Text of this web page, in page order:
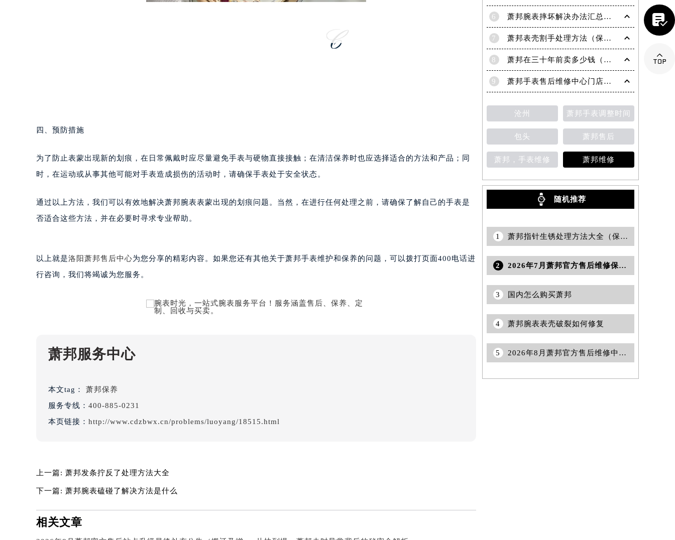
海口市龙华区金贸东路5号海口华润大厦B座17层1707室（需提前预约）
唐山市路南区新华东道100号万达广场写字楼A座10层1002室（需提前预约）
黑龙江省鸡西市鸡冠区红军路萧邦售后服务中心（需提前预约）
黑龙江省佳木斯市向阳区长安路萧邦售后服务中心（需提前预约）
黑龙江省七台河市桃山区大同街萧邦售后服务中心（需提前预约）
黑龙江省齐齐哈尔市龙沙区龙华路萧邦售后服务中心（需提前预约）
黑龙江省伊春市伊美区通河路萧邦售后服务中心（需提前预约）
吉林省白城市洮北区明仁南街萧邦售后服务中心（需提前预约）
吉林省吉林市船营区河南街萧邦售后服务中心（需提前预约）
吉林省四平市铁东区紫气大路与南九经街交汇处萧邦售后服务中心（需提前预约）
吉林省松原市宁江区五环大街萧邦售后服务中心（需提前预约）
吉林省延边市延吉市解放路萧邦售后服务中心（需提前预约）
辽宁省鞍山市铁东区站前街萧邦售后服务中心（需提前预约）
辽宁省阜新市海州区解放大街萧邦售后服务中心（需提前预约）
辽宁省葫芦岛市连山区中央路萧邦售后服务中心（需提前预约）
四、预防措施
为了防止表蒙出现新的划痕，在日常佩戴时应尽量避免手表与硬物直接接触；在清洁保养时也应选择适合的方法和产品；同
时，在运动或从事其他可能对手表造成损伤的活动时，请确保手表处于安全状态。
通过以上方法，我们可以有效地解决萧邦腕表表蒙出现的划痕问题。当然，在进行任何处理之前，请确保了解自己的手表是
否适合这些方法，并在必要时寻求专业帮助。
以上就是洛阳萧邦售后中心为您分享的精彩内容。如果您还有其他关于萧邦手表维护和保养的问题，可以拨打页面400电话进
行咨询，我们将竭诚为您服务。
萧邦服务中心
本文tag： 萧邦保养
服务专线： 400-885-0231
本页链接： http://www.cdzbwx.cn/problems/luoyang/18515.html
上一篇: 萧邦发条拧反了处理方法大全
下一篇: 萧邦腕表磕碰了解决方法是什么
相关文章
6 萧邦腕表摔坏解决办法汇总（专业修复与日常保养技巧）
7 萧邦表壳割手处理方法（保养与修复技巧指南）
8 萧邦在三十年前卖多少钱（名表价格变迁的历史洞察）
9 萧邦手表售后维修中心门店地址
沧州 萧邦手表调整时间
包头 萧邦售后
萧邦，手表维修 萧邦维修
随机推荐
1 萧邦指针生锈处理方法大全（保养手表的实用技巧与注意事项）
2 2026年7月萧邦官方售后维修保养服务点最新公告（迁址新店）
3 国内怎么购买萧邦
4 萧邦腕表表壳破裂如何修复
5 2026年8月萧邦官方售后维修中心搬迁及新设保养服务点通知原文内容全面公开

